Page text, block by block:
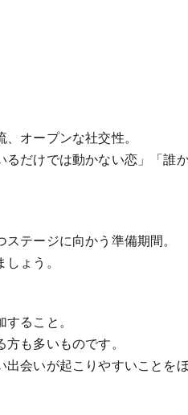
オープンな社交性。
だけでは動かない恋」「誰
テージに向かう準備期間。
ょう。
ること。
も多いものです。
会いが起こりやすいことを